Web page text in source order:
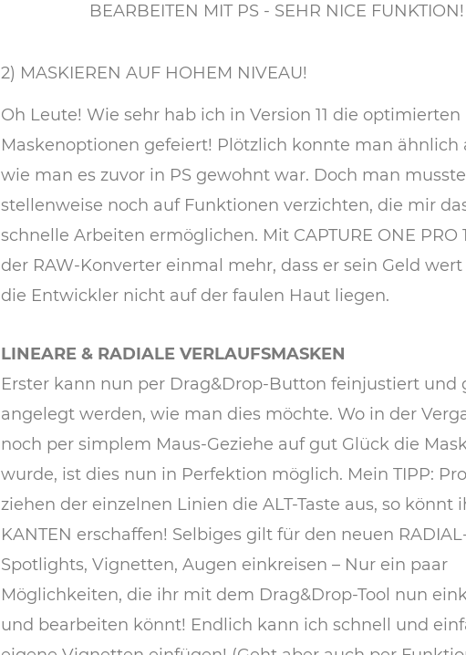
BEARBEITEN MIT PS - SEHR NICE FUNKTION!
2) MASKIEREN AUF HOHEM NIVEAU!
Oh Leute! Wie sehr hab ich in Version 11 die optimierten
Maskenoptionen gefeiert! Plötzlich konnte man ähnlich
wie man es zuvor in PS gewohnt war. Doch man musste
stellenweise noch auf Funktionen verzichten, die mir
schnelle Arbeiten ermöglichen. Mit CAPTURE ONE PRO
der RAW-Konverter einmal mehr, dass er sein Geld
die Entwickler nicht auf der faulen Haut liegen.
LINEARE & RADIALE VERLAUFSMASKEN
Erster kann nun per Drag&Drop-Button feinjustiert und
angelegt werden, wie man dies möchte. Wo in der
noch per simplem Maus-Geziehe auf gut Glück die
wurde, ist dies nun in Perfektion möglich. Mein TIPP:
ziehen der einzelnen Linien die ALT-Taste aus, so könnt
KANTEN erschaffen! Selbiges gilt für den neuen
Spotlights, Vignetten, Augen einkreisen – Nur ein paar
Möglichkeiten, die ihr mit dem Drag&Drop-Tool nun
und bearbeiten könnt! Endlich kann ich schnell und